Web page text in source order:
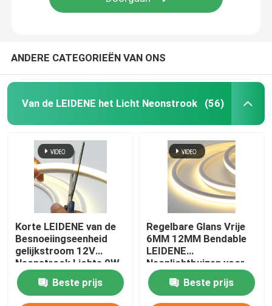
ANDERE CATEGORIEËN VAN ONS
Van de LEIDENE het Licht Neonstrook (56)
Korte LEIDENE van de
Besnoeiingseenheid
gelijkstroom 12V
Neonstrook Lichte 9W
6X12MM Zuivere
Silicone Flexibele
LEIDENE Neonlichten
Beste prijs
Regelbare Glans Vrije
6MM 12MM Bendable
LEIDENE
Neonlichtbuizen voor
Binnenhuisarchitectuur
Beste prijs